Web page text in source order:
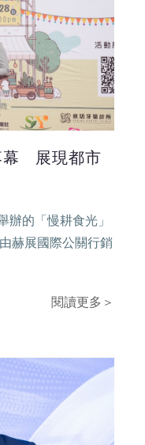
幕 展現都市
辦的「慢耕食光」
赫展國際公關行銷
閱讀更多＞